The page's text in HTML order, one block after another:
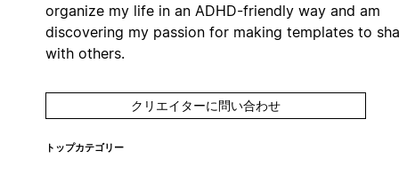
organize my life in an ADHD-friendly way and am
discovering my passion for making templates to
with others.
クリエイターに問い合わせ
トップカテゴリー